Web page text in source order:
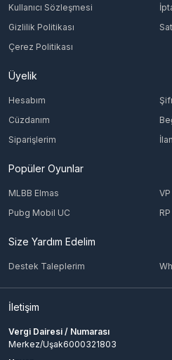
Kullanıcı Sözleşmesi
Gizlilik Politikası
Çerez Politikası
Üyelik
Hesabım
Cüzdanım
Siparişlerim
Popüler Oyunlar
MLBB Elmas
VP
Pubg Mobil UC
Size Yardım Edelim
Destek Taleplerim
İletişim
Vergi Dairesi / Numarası
Merkez/Uşak6000321803